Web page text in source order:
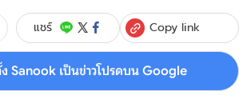
แชร์ Copy link
Sanook เป็นข่าวโปรดบน Google